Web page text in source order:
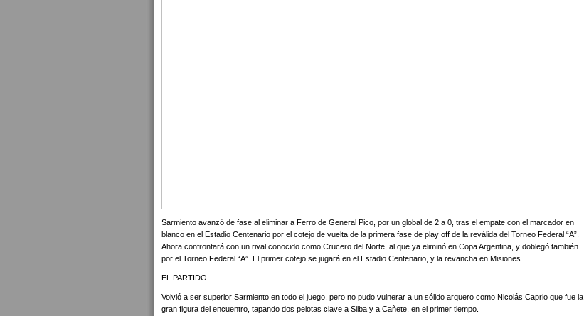
Sarmiento avanzó de fase al eliminar a Ferro de General Pico, por un global de 2 a 0, tras el empate con el marcador en
blanco en el Estadio Centenario por el cotejo de vuelta de la primera fase de play off de la reválida del Torneo Federal “A”.
Ahora confrontará con un rival conocido como Crucero del Norte, al que ya eliminó en Copa Argentina, y doblegó también
por el Torneo Federal “A”. El primer cotejo se jugará en el Estadio Centenario, y la revancha en Misiones.
EL PARTIDO
Volvió a ser superior Sarmiento en todo el juego, pero no pudo vulnerar a un sólido arquero como Nicolás Caprio que fue la
gran figura del encuentro, tapando dos pelotas clave a Silba y a Cañete, en el primer tiempo.